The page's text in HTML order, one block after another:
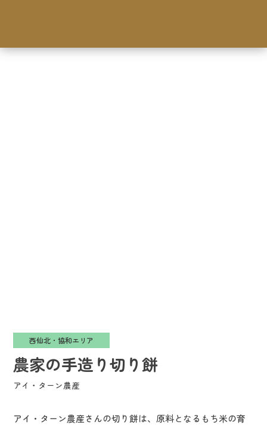
西仙北・協和エリア
農家の手造り切り餅
アイ・ターン農産
アイ・ターン農産さんの切り餅は、原料となるもち米の育